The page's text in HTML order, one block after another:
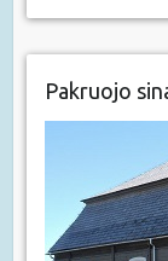
Pakruojo